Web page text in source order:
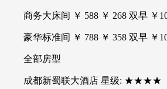
商务大床间 ￥ 588 ￥ 268 双早 ￥
豪华标准间 ￥ 788 ￥ 358 双早 ￥
全部房型
成都新蜀联大酒店 星级: ★★★★